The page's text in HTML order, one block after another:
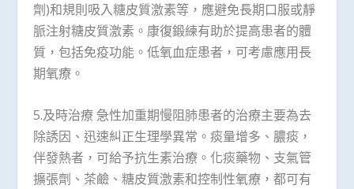
劑)和規則吸入糖皮質激素等，應避免長期口服或靜
脈注射糖皮質激素。康復鍛練有助於提高患者的體
質，包括免疫功能。低氧血症患者，可考慮應用長
期氧療。
5.及時治療 急性加重期慢阻肺患者的治療主要為去
除誘因、迅速糾正生理學異常。痰量增多、膿痰，
伴發熱者，可給予抗生素治療。化痰藥物、支氣管
擴張劑、茶鹼、糖皮質激素和控制性氧療，都可有